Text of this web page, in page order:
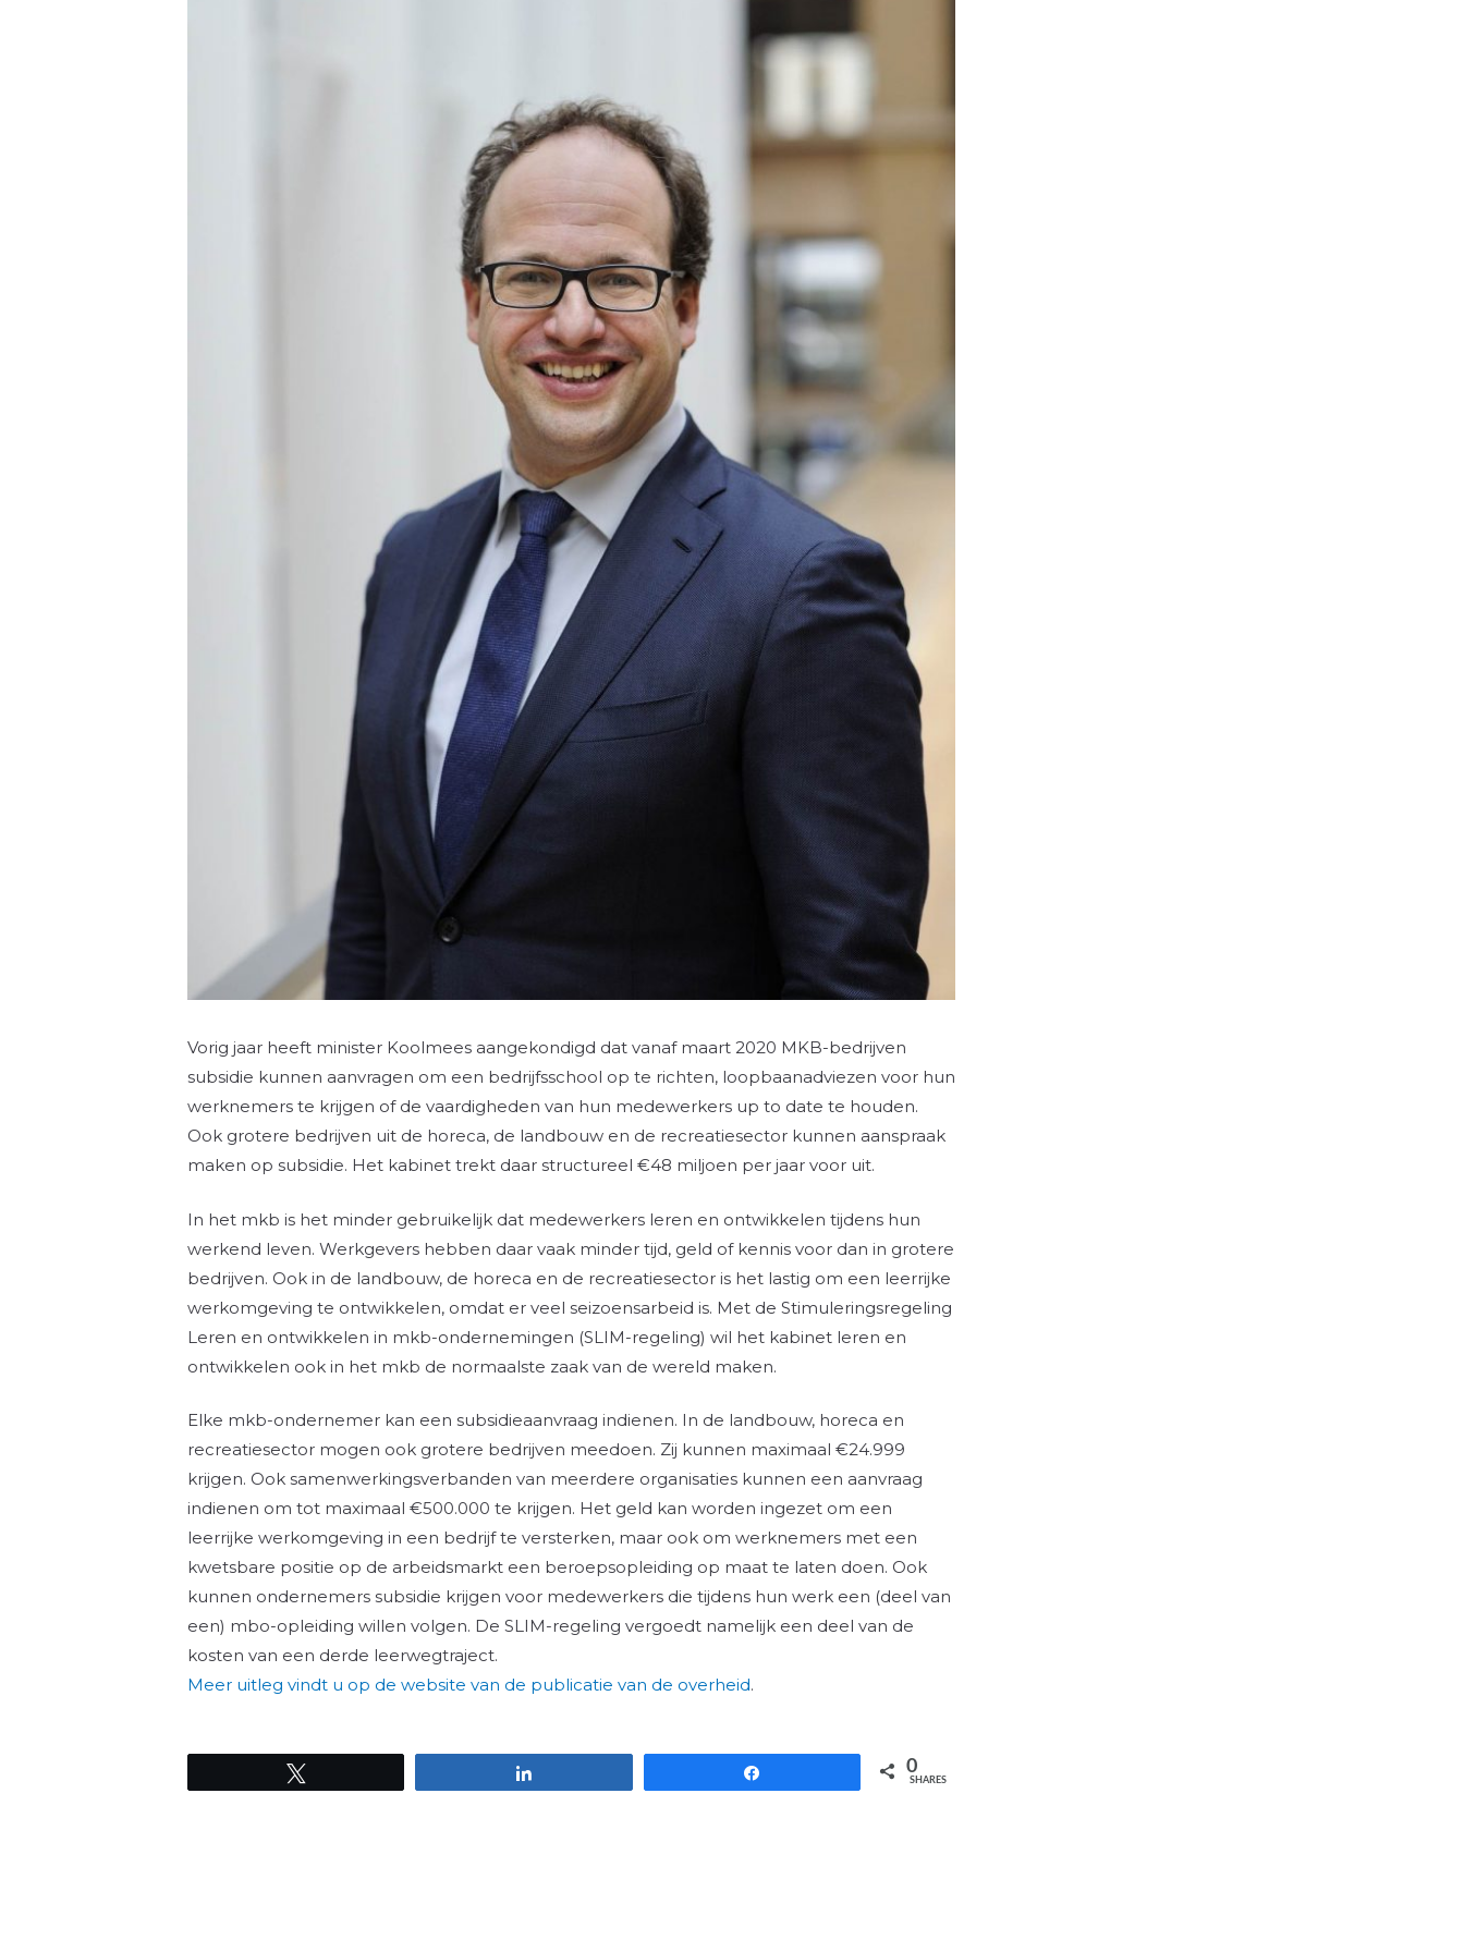
Vorig jaar heeft minister Koolmees aangekondigd dat vanaf maart 2020 MKB-bedrijven
subsidie kunnen aanvragen om een bedrijfsschool op te richten, loopbaanadviezen voor hun
werknemers te krijgen of de vaardigheden van hun medewerkers up to date te houden.
Ook grotere bedrijven uit de horeca, de landbouw en de recreatiesector kunnen aanspraak
maken op subsidie. Het kabinet trekt daar structureel €48 miljoen per jaar voor uit.
In het mkb is het minder gebruikelijk dat medewerkers leren en ontwikkelen tijdens hun
werkend leven. Werkgevers hebben daar vaak minder tijd, geld of kennis voor dan in grotere
bedrijven. Ook in de landbouw, de horeca en de recreatiesector is het lastig om een leerrijke
werkomgeving te ontwikkelen, omdat er veel seizoensarbeid is. Met de Stimuleringsregeling
Leren en ontwikkelen in mkb-ondernemingen (SLIM-regeling) wil het kabinet leren en
ontwikkelen ook in het mkb de normaalste zaak van de wereld maken.
Elke mkb-ondernemer kan een subsidieaanvraag indienen. In de landbouw, horeca en
recreatiesector mogen ook grotere bedrijven meedoen. Zij kunnen maximaal €24.999
krijgen. Ook samenwerkingsverbanden van meerdere organisaties kunnen een aanvraag
indienen om tot maximaal €500.000 te krijgen. Het geld kan worden ingezet om een
leerrijke werkomgeving in een bedrijf te versterken, maar ook om werknemers met een
kwetsbare positie op de arbeidsmarkt een beroepsopleiding op maat te laten doen. Ook
kunnen ondernemers subsidie krijgen voor medewerkers die tijdens hun werk een (deel van
een) mbo-opleiding willen volgen. De SLIM-regeling vergoedt namelijk een deel van de
kosten van een derde leerwegtraject.
Meer uitleg vindt u op de website van de publicatie van de overheid.
0
SHARES